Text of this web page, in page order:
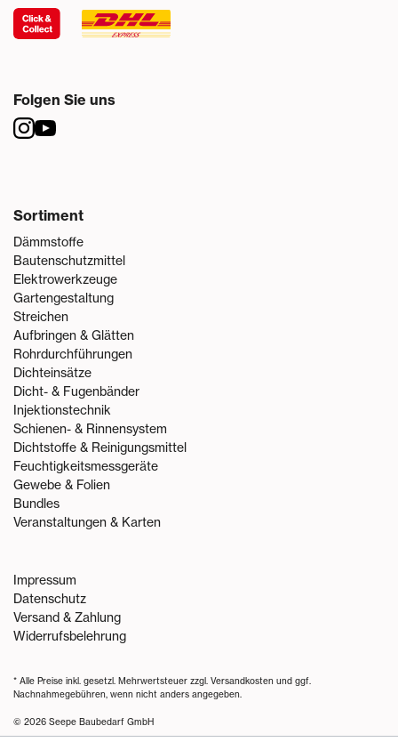
Folgen Sie uns
Sortiment
Dämmstoffe
Bautenschutzmittel
Elektrowerkzeuge
Gartengestaltung
Streichen
Aufbringen & Glätten
Rohrdurchführungen
Dichteinsätze
Dicht- & Fugenbänder
Injektionstechnik
Schienen- & Rinnensystem
Dichtstoffe & Reinigungsmittel
Feuchtigkeitsmessgeräte
Gewebe & Folien
Bundles
Veranstaltungen & Karten
Impressum
Datenschutz
Versand & Zahlung
Widerrufsbelehrung
© 2026 Seepe Baubedarf GmbH
* Alle Preise inkl. gesetzl. Mehrwertsteuer zzgl. Versandkosten und ggf.
Nachnahmegebühren, wenn nicht anders angegeben.